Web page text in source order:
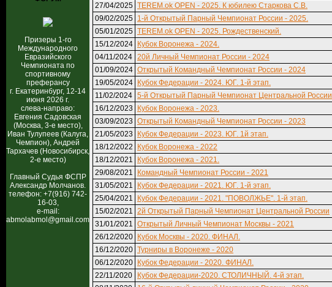
Призеры 1-го
Международного
Евразийского
Чемпионата по
спортивному
преферансу
г. Екатеринбург, 12-14
июня 2026 г.
слева-направо:
Евгения Садовская
(Москва, 3-е место),
Иван Тулупеев (Калуга,
Чемпион), Андрей
Тархачев (Новосибирск,
2-е место)
Главный Судья ФСПР
Александр Молчанов.
телефон: +7(916) 742-
16-03,
e-mail:
abmolabmol@gmail.com
27/04/2025 TEREM.ok OPEN - 2025. К юбилею Старкова С.В.
09/02/2025 1-й Открытый Парный Чемпионат России - 2025.
05/01/2025 TEREM.ok OPEN - 2025. Рождественский.
15/12/2024
Кубок Воронежа - 2024.
04/11/2024 20й Личный Чемпионат России - 2024
01/09/2024 Открытый Командный Чемпионат России - 2024
19/05/2024
Кубок Федерации - 2024. ЮГ. 1-й этап.
11/02/2024 5-й Открытый Парный Чемпионат Центральной России
16/12/2023
Кубок Воронежа - 2023.
03/09/2023 Открытый Командный Чемпионат России - 2023
21/05/2023
Кубок Федерации - 2023. ЮГ. 1й этап.
18/12/2022
Кубок Воронежа - 2022
18/12/2021
Кубок Воронежа - 2021.
29/08/2021
Командный Чемпионат России - 2021
31/05/2021
Кубок Федерации - 2021. ЮГ. 1-й этап.
25/04/2021
Кубок Федерации - 2021. "ПОВОЛЖЬЕ". 1-й этап.
15/02/2021 2й Открытый Парный Чемпионат Центральной России
31/01/2021 Открытый Личный Чемпионат Москвы - 2021
26/12/2020
Кубок Москвы - 2020. ФИНАЛ.
16/12/2020 Турниры в Воронеже - 2020
06/12/2020
Кубок Федерации - 2020. ФИНАЛ.
22/11/2020
Кубок Федерации-2020. СТОЛИЧНЫЙ. 4-й этап.